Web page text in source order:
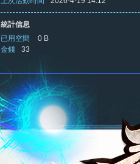
統計信息
已用空間
0 B
金錢
33